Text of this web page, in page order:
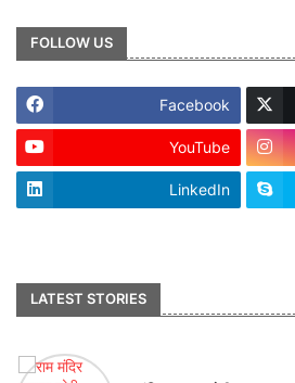
FOLLOW US
Facebook
YouTube
LinkedIn
LATEST STORIES